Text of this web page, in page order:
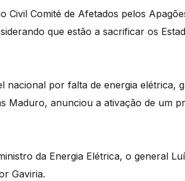
Civil Comité de Afetados pelos
que estão a sacrificar os
nacional por falta de energia elétrica,
Maduro, anunciou a ativação de um
da Energia Elétrica, o general
Gaviria.